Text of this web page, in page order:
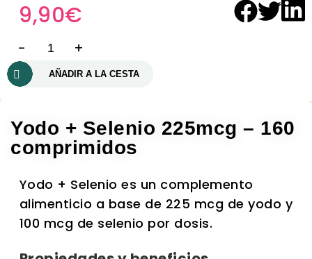
9,90€
- +
AÑADIR A LA CESTA
Yodo + Selenio 225mcg – 160
comprimidos
Yodo + Selenio es un complemento
alimenticio a base de 225 mcg de yodo y
100 mcg de selenio por dosis.